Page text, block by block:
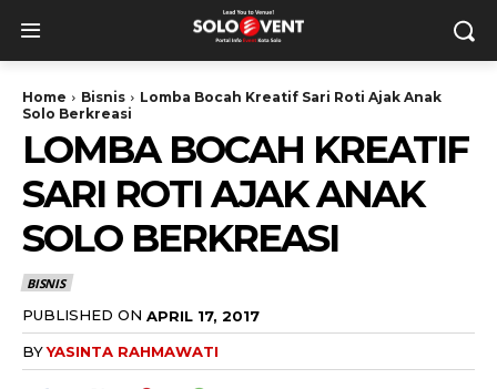
Home Bisnis
Lomba Bocah Kreatif Sari Roti Ajak Anak
Solo Berkreasi
LOMBA BOCAH KREATIF
SARI ROTI AJAK ANAK
SOLO BERKREASI
BISNIS
PUBLISHED ON APRIL 17, 2017
BYYASINTA RAHMAWATI